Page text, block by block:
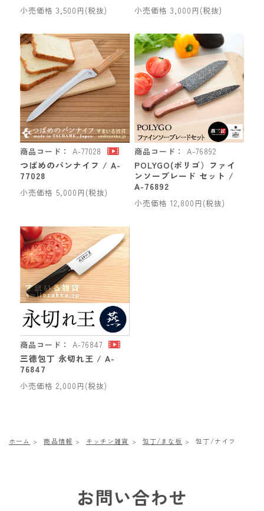
小売価格 3,500円(税抜) 小売価格 3,000円(税抜)
商品コード： A-77028
つばめのパンナイフ / A-
77028
小売価格 5,000円(税抜)
商品コード： A-76892
POLYGO(ポリゴ）ファイ
ンソーブレード セット /
A-76892
小売価格 12,800円(税抜)
商品コード： A-76847
三徳包丁 永切れ王 / A-
76847
小売価格 2,000円(税抜)
ホーム 商品情報 キッチン雑貨 包丁/まな板 包丁/ナイフ
お問い合わせ